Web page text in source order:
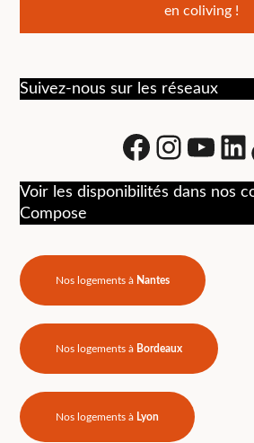
en coliving !
Suivez-nous sur les réseaux
Facebook
Voir les disponibilités dans nos
Compose
Nos logements à Nantes
Nos logements à Bordeaux
Nos logements à Lyon